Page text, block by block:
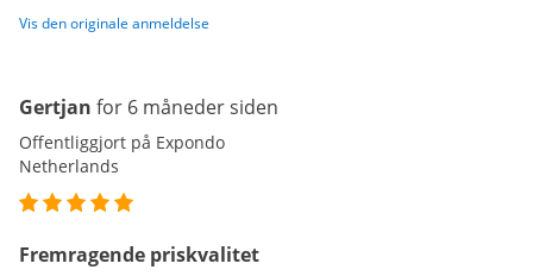
Vis den originale anmeldelse
Gertjan for 6 måneder siden
Offentliggjort på Expondo
Netherlands
Fremragende priskvalitet